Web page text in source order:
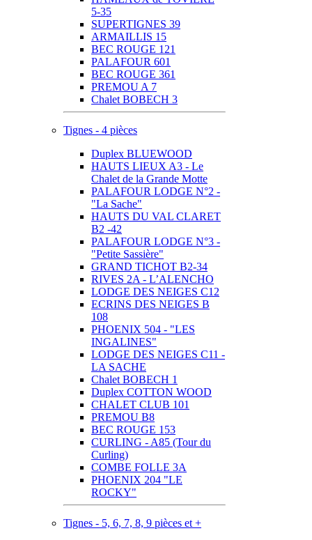
5-35
SUPERTIGNES 39
ARMAILLIS 15
BEC ROUGE 121
PALAFOUR 601
BEC ROUGE 361
PREMOU A 7
Chalet BOBECH 3
Tignes - 4 pièces
Duplex BLUEWOOD
HAUTS LIEUX A3 - Le
Chalet de la Grande Motte
PALAFOUR LODGE N°2 -
"La Sache"
HAUTS DU VAL CLARET
B2 -42
PALAFOUR LODGE N°3 -
"Petite Sassière"
GRAND TICHOT B2-34
RIVES 2A - L’ALENCHO
LODGE DES NEIGES C12
ECRINS DES NEIGES B
108
PHOENIX 504 - "LES
INGALINES"
LODGE DES NEIGES C11 -
LA SACHE
Chalet BOBECH 1
Duplex COTTON WOOD
CHALET CLUB 101
PREMOU B8
BEC ROUGE 153
CURLING - A85 (Tour du
Curling)
COMBE FOLLE 3A
PHOENIX 204 "LE
ROCKY"
Tignes - 5, 6, 7, 8, 9 pièces et +